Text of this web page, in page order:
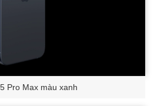
Pro Max màu xanh